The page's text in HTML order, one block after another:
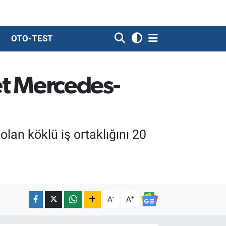
OTO-TEST
Mercedes-
köklü iş ortaklığını 20
A- A+